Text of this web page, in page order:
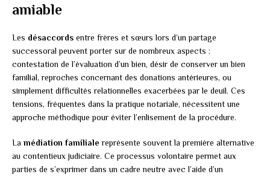
amiable
Les désaccords entre frères et sœurs lors d’un partage
successoral peuvent porter sur de nombreux aspects :
contestation de l’évaluation d’un bien, désir de conserver un bien
familial, reproches concernant des donations antérieures, ou
simplement difficultés relationnelles exacerbées par le deuil. Ces
tensions, fréquentes dans la pratique notariale, nécessitent une
approche méthodique pour éviter l’enlisement de la procédure.
La médiation familiale représente souvent la première alternative
au contentieux judiciaire. Ce processus volontaire permet aux
parties de s’exprimer dans un cadre neutre avec l’aide d’un